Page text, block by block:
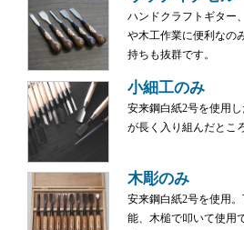
ハンドクラフトギター
や木工作業に便利なの
持ちも抜群です。
小細工のみ
安来鋼白紙2号を使用
が長く入り組んだとこ
木彫のみ
安来鋼白紙2号を使用
能、木槌で叩いて使用